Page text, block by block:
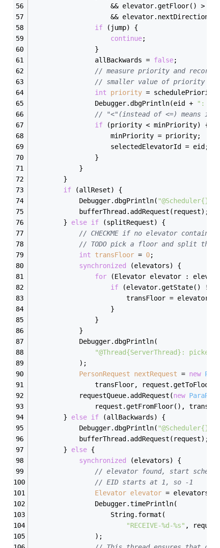
&& elevator.getFloor() >
&&
if (jump) {
continue;
                }
                allBackwards =
false;
// measure priority and record
// smaller value of priority
int
priority =
                Debugger.dbgPrintln(eid +
":
// "<"(instead of <=) means if
if (priority < minPriority) {
                    minPriority = priority;
                    selectedElevatorId = eid;
                }
            }
        }
if (allReset) {
            Debugger.dbgPrintln(
            bufferThread.addRequest(request);
        }
else if (splitRequest) {
// CHECKME if no elevator contains
// TODO pick a floor and split the
int
transFloor = 0;
synchronized
(elevators) {
for (Elevator elevator :
if (elevator.getState() !=
transFloor =
                    }
                }
            }
            Debugger.dbgPrintln(
"@Thread{ServerThread}:
            );
PersonRequest
nextRequest = new
transFloor,
            requestQueue.addRequest(
new
request.getFromFloor(),
        }
else if (allBackwards) {
            Debugger.dbgPrintln(
"@Scheduler{}:
            bufferThread.addRequest(request);
        }
else {
synchronized
(elevators) {
// elevator found, start
// EID starts at 1, so -1
Elevator elevator =
                Debugger.timePrintln(
                    String.format(
"RECEIVE-%d-%s" ,
                );